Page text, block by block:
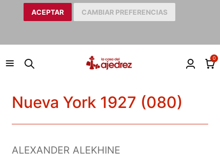
ACEPTAR CAMBIAR PREFERENCIAS
0
Nueva York 1927 (080)
ALEXANDER ALEKHINE